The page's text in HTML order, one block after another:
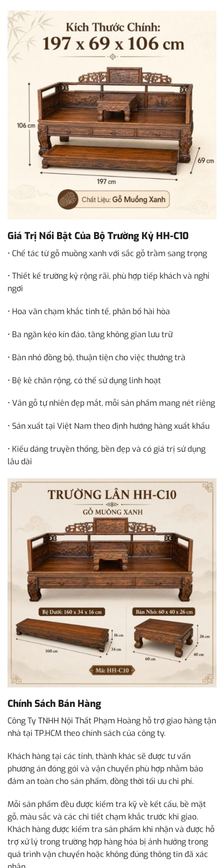
Giá Trị Nổi Bật Của Bộ Trường Kỷ HH-C10
• Chế tác từ gỗ muồng xanh với sắc gỗ trầm sang trọng
• Thiết kế trường kỷ rộng rãi, phù hợp tiếp khách và nghỉ
ngơi
• Hoa văn chạm khắc tinh tế, phân bố hài hòa
• Ba ngăn kéo kín đáo, tăng không gian lưu trữ
• Bàn nhỏ đồng bộ, thuận tiện cho việc thưởng trà
• Bệ kê chân rộng, có thể sử dụng linh hoạt
• Vân gỗ tự nhiên đẹp mắt, mỗi sản phẩm mang nét riêng
• Sản xuất tại Việt Nam theo định hướng hàng xuất khẩu
• Kiểu dáng truyền thống, bền đẹp và có giá trị sử dụng
lâu dài
Chính Sách Bán Hàng
Công Ty TNHH Nội Thất Phạm Hoàng hỗ trợ giao hàng tận
nhà tại TP.HCM theo chính sách của công ty.
Khách hàng tại các tỉnh, thành khác sẽ được tư vấn
phương án đóng gói và vận chuyển phù hợp nhằm bảo
đảm an toàn cho sản phẩm, đồng thời tối ưu chi phí.
Mỗi sản phẩm đều được kiểm tra kỹ về kết cấu, bề mặt
gỗ, màu sắc và các chi tiết chạm khắc trước khi giao.
Khách hàng được kiểm tra sản phẩm khi nhận và được hỗ
trợ xử lý trong trường hợp hàng hóa bị ảnh hưởng trong
quá trình vận chuyển hoặc không đúng thông tin đã xác